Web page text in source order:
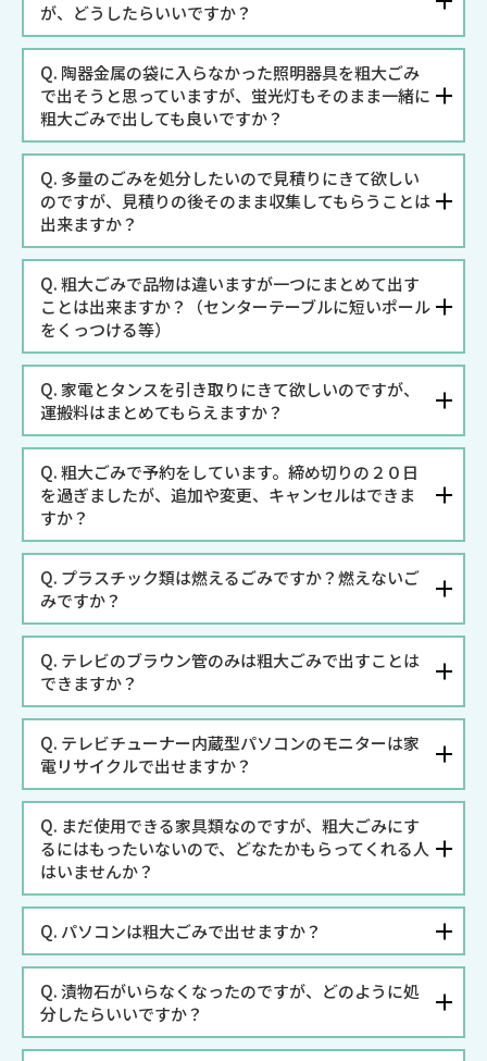
が、どうしたらいいですか？
Q. 陶器金属の袋に入らなかった照明器具を粗大ごみ
で出そうと思っていますが、蛍光灯もそのまま一緒に
粗大ごみで出しても良いですか？
Q. 多量のごみを処分したいので見積りにきて欲しい
のですが、見積りの後そのまま収集してもらうことは
出来ますか？
Q.粗大ごみで品物は違いますが一つにまとめて出す
ことは出来ますか？（センターテーブルに短いポール
をくっつける等）
Q. 家電とタンスを引き取りにきて欲しいのですが、
運搬料はまとめてもらえますか？
Q.粗大ごみで予約をしています。締め切りの２０日
を過ぎましたが、追加や変更、キャンセルはできま
すか？
Q. プラスチック類は燃えるごみですか？燃えないご
みですか？
Q. テレビのブラウン管のみは粗大ごみで出すことは
できますか？
Q. テレビチューナー内蔵型パソコンのモニターは家
電リサイクルで出せますか？
Q. まだ使用できる家具類なのですが、粗大ごみにす
るにはもったいないので、どなたかもらってくれる人
はいませんか？
Q. パソコンは粗大ごみで出せますか？
Q.漬物石がいらなくなったのですが、どのように処
分したらいいですか？